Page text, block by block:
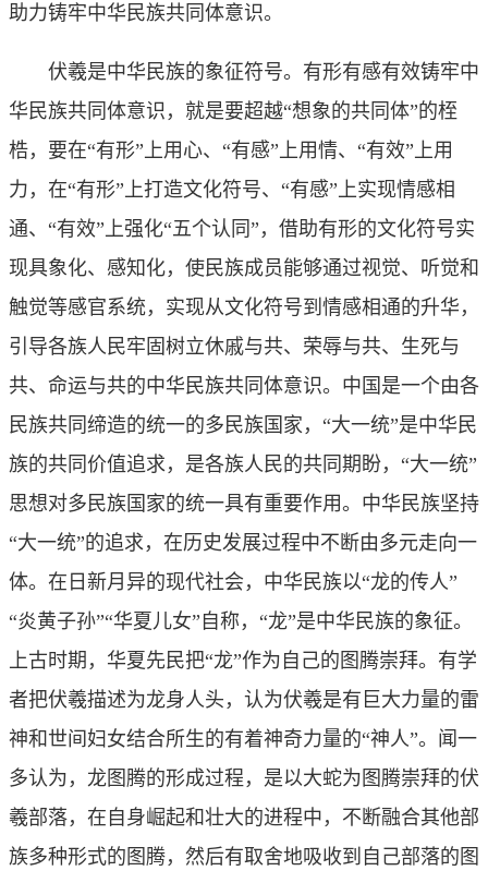
助力铸牢中华民族共同体意识。
伏羲是中华民族的象征符号。有形有感有效铸牢中
华民族共同体意识，就是要超越“想象的共同体”的桎
梏，要在“有形”上用心、“有感”上用情、“有效”上用
力，在“有形”上打造文化符号、“有感”上实现情感相
通、“有效”上强化“五个认同”，借助有形的文化符号实
现具象化、感知化，使民族成员能够通过视觉、听觉和
触觉等感官系统，实现从文化符号到情感相通的升华，
引导各族人民牢固树立休戚与共、荣辱与共、生死与
共、命运与共的中华民族共同体意识。中国是一个由各
民族共同缔造的统一的多民族国家，“大一统”是中华民
族的共同价值追求，是各族人民的共同期盼，“大一统”
思想对多民族国家的统一具有重要作用。中华民族坚持
“大一统”的追求，在历史发展过程中不断由多元走向一
体。在日新月异的现代社会，中华民族以“龙的传人”
“炎黄子孙”“华夏儿女”自称，“龙”是中华民族的象征。
上古时期，华夏先民把“龙”作为自己的图腾崇拜。有学
者把伏羲描述为龙身人头，认为伏羲是有巨大力量的雷
神和世间妇女结合所生的有着神奇力量的“神人”。闻一
多认为，龙图腾的形成过程，是以大蛇为图腾崇拜的伏
羲部落，在自身崛起和壮大的进程中，不断融合其他部
族多种形式的图腾，然后有取舍地吸收到自己部落的图